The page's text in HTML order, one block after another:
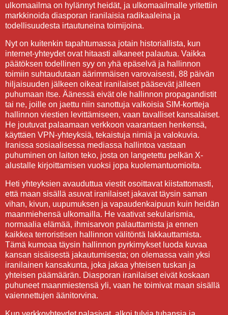
ulkomaailma on hylännyt heidät, ja ulkomaailmalle yritettiin
markkinoida diasporan iranilaisia radikaaleina ja
todellisuudesta irtautuneina toimijoina.
Nyt on kuitenkin tapahtumassa jotain historiallista, kun
internet-yhteydet ovat hitaasti alkaneet palautua. Vaikka
päätöksen todellinen syy on yhä epäselvä ja hallinnon
toimiin suhtaudutaan äärimmäisen varovaisesti, 88 päivän
hiljaisuuden jälkeen oikeat iranilaiset pääsevät jälleen
puhumaan itse. Äänessä eivät ole hallinnon propagandistit
tai ne, joille on jaettu niin sanottuja valkoisia SIM-kortteja
hallinnon viestien levittämiseen, vaan tavalliset kansalaiset.
He joutuvat palaamaan verkkoon vaarantaen henkensä,
käyttäen VPN-yhteyksiä, tekaistuja nimiä ja valokuvia.
Iranissa sosiaalisessa mediassa hallintoa vastaan
puhuminen on laiton teko, josta on langetettu pelkän X-
alustalle kirjoittamisen vuoksi jopa kuolemantuomioita.
Heti yhteyksien avauduttua viestit osoittavat kiistattomasti,
että maan sisällä asuvat iranilaiset jakavat täysin saman
vihan, kivun, uupumuksen ja vapaudenkaipuun kuin heidän
maanmiehensä ulkomailla. He vaativat sekularismia,
normaalia elämää, ihmisarvon palauttamista ja ennen
kaikkea terroristisen hallinnon välitöntä lakkauttamista.
Tämä kumoaa täysin hallinnon pyrkimykset luoda kuvaa
kansan sisäisestä jakautumisesta; on olemassa vain yksi
iranilainen kansakunta, joka jakaa yhteisen tuskan ja
yhteisen päämäärän. Diasporan iranilaiset eivät koskaan
puhuneet maanmiestensä yli, vaan he toimivat maan sisällä
vaiennettujen äänitorvina.